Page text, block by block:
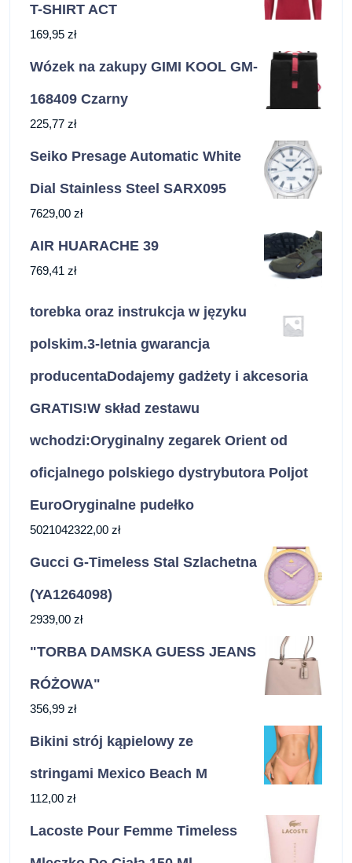
T-SHIRT ACT
169,95 zł
Wózek na zakupy GIMI KOOL GM-
168409 Czarny
225,77 zł
Seiko Presage Automatic White
Dial Stainless Steel SARX095
7629,00 zł
AIR HUARACHE 39
769,41 zł
torebka oraz instrukcja w języku
polskim.3-letnia gwarancja
producentaDodajemy gadżety i akcesoria
GRATIS!W skład zestawu
wchodzi:Oryginalny zegarek Orient od
oficjalnego polskiego dystrybutora Poljot
EuroOryginalne pudełko
5021042322,00 zł
Gucci G-Timeless Stal Szlachetna
(YA1264098)
2939,00 zł
"TORBA DAMSKA GUESS JEANS
RÓŻOWA"
356,99 zł
Bikini strój kąpielowy ze
stringami Mexico Beach M
112,00 zł
Lacoste Pour Femme Timeless